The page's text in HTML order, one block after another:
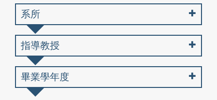
系所
指導教授
畢業學年度